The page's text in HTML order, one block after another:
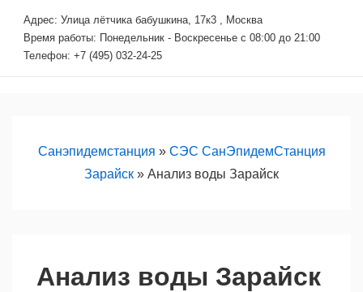
Перейти
Адрес: Улица лётчика бабушкина, 17к3 , Москва
Время работы: Понедельник - Воскресенье с 08:00 до 21:00
Телефон: +7 (495) 032-24-25
Санэпидемстанция » СЭС СанЭпидемСтанция
Зарайск » Анализ воды Зарайск
Анализ воды Зарайск